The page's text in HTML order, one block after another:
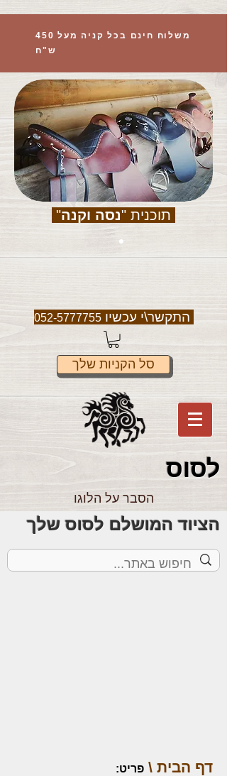
משלוח חינם בכל קניה מעל 450
ש"ח
תוכנית "נסה וקנה"
התקשר\י עכשיו052-5777755
סל הקניות שלך
לסוס
הסבר על הלוגו
הציוד המושלם לסוס שלך
דף הבית \ פריט: